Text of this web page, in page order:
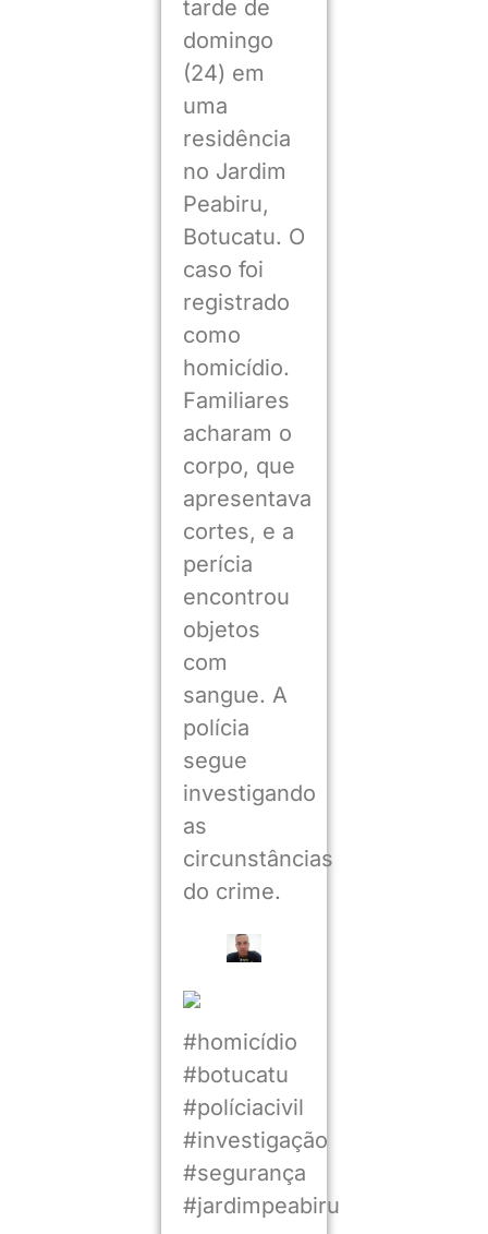
tarde de
domingo
(24) em
uma
residência
no Jardim
Peabiru,
Botucatu. O
caso foi
registrado
como
homicídio.
Familiares
acharam o
corpo, que
apresentava
cortes, e a
perícia
encontrou
objetos
com
sangue. A
polícia
segue
investigando
as
circunstâncias
do crime.
#homicídio
#botucatu
#políciacivil
#investigação
#segurança
#jardimpeabiru